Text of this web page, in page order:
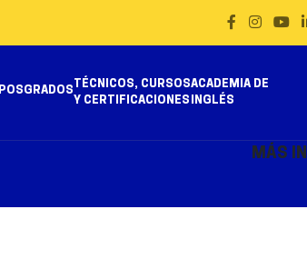
POSGRADOS
TÉCNICOS, CURSOS
Y CERTIFICACIONES
ACADEMIA DE
INGLÉS
MÁS